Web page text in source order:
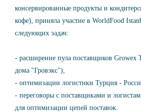
консервированные продукты и
кофе), приняла участие в WorldFood
следующих задач:
- расширение пула поставщиков Growex
дома "Гровэкс"),
- оптимизации логистики Турция -
- переговоры с поставщиками и
для оптимизации цепей поставок.